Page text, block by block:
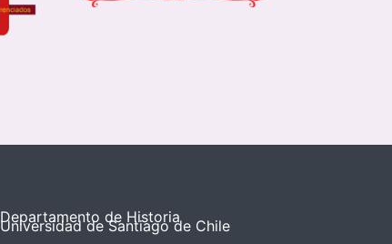
Departamento de Historia
Universidad de Santiago de Chile